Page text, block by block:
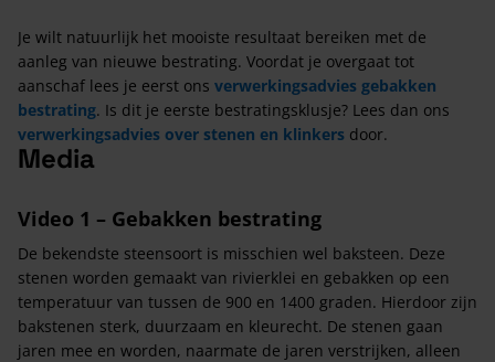
Je wilt natuurlijk het mooiste resultaat bereiken met de
aanleg van nieuwe bestrating. Voordat je overgaat tot
aanschaf lees je eerst ons verwerkingsadvies gebakken
bestrating. Is dit je eerste bestratingsklusje? Lees dan ons
verwerkingsadvies over stenen en klinkers door.
Media
Video 1 – Gebakken bestrating
De bekendste steensoort is misschien wel baksteen. Deze
stenen worden gemaakt van rivierklei en gebakken op een
temperatuur van tussen de 900 en 1400 graden. Hierdoor zijn
bakstenen sterk, duurzaam en kleurecht. De stenen gaan
jaren mee en worden, naarmate de jaren verstrijken, alleen